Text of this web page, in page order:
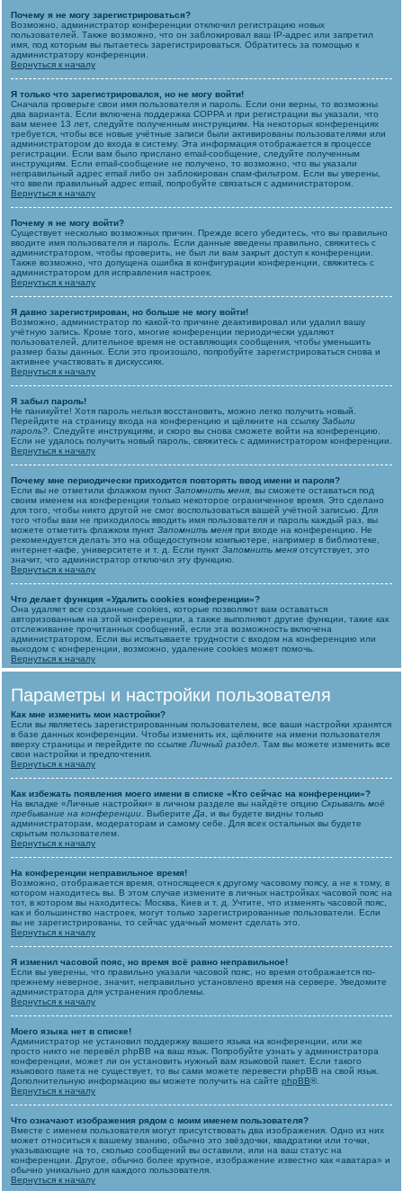
Почему я не могу зарегистрироваться?
Возможно, администратор конференции отключил регистрацию новых
пользователей. Также возможно, что он заблокировал ваш IP-адрес или запретил
имя, под которым вы пытаетесь зарегистрироваться. Обратитесь за помощью к
администратору конференции.
Вернуться к началу
Я только что зарегистрировался, но не могу войти!
Сначала проверьте свои имя пользователя и пароль. Если они верны, то возможны
два варианта. Если включена поддержка COPPA и при регистрации вы указали, что
вам менее 13 лет, следуйте полученным инструкциям. На некоторых конференциях
требуется, чтобы все новые учётные записи были активированы пользователями или
администратором до входа в систему. Эта информация отображается в процессе
регистрации. Если вам было прислано email-сообщение, следуйте полученным
инструкциям. Если email-сообщение не получено, то возможно, что вы указали
неправильный адрес email либо он заблокирован спам-фильтром. Если вы уверены,
что ввели правильный адрес email, попробуйте связаться с администратором.
Вернуться к началу
Почему я не могу войти?
Существует несколько возможных причин. Прежде всего убедитесь, что вы правильно
вводите имя пользователя и пароль. Если данные введены правильно, свяжитесь с
администратором, чтобы проверить, не был ли вам закрыт доступ к конференции.
Также возможно, что допущена ошибка в конфигурации конференции, свяжитесь с
администратором для исправления настроек.
Вернуться к началу
Я давно зарегистрирован, но больше не могу войти!
Возможно, администратор по какой-то причине деактивировал или удалил вашу
учётную запись. Кроме того, многие конференции периодически удаляют
пользователей, длительное время не оставляющих сообщения, чтобы уменьшить
размер базы данных. Если это произошло, попробуйте зарегистрироваться снова и
активнее участвовать в дискуссиях.
Вернуться к началу
Я забыл пароль!
Не паникуйте! Хотя пароль нельзя восстановить, можно легко получить новый.
Перейдите на страницу входа на конференцию и щёлкните на ссылку Забыли
пароль? . Следуйте инструкциям, и скоро вы снова сможете войти на конференцию.
Если не удалось получить новый пароль, свяжитесь с администратором конференции.
Вернуться к началу
Почему мне периодически приходится повторять ввод имени и пароля?
Если вы не отметили флажком пункт Запомнить меня , вы сможете оставаться под
своим именем на конференции только некоторое ограниченное время. Это сделано
для того, чтобы никто другой не смог воспользоваться вашей учётной записью. Для
того чтобы вам не приходилось вводить имя пользователя и пароль каждый раз, вы
можете отметить флажком пункт Запомнить меня при входе на конференцию. Не
рекомендуется делать это на общедоступном компьютере, например в библиотеке,
интернет-кафе, университете и т. д. Если пункт Запомнить меня отсутствует, это
значит, что администратор отключил эту функцию.
Вернуться к началу
Что делает функция «Удалить cookies конференции»?
Она удаляет все созданные cookies, которые позволяют вам оставаться
авторизованным на этой конференции, а также выполняют другие функции, такие как
отслеживание прочитанных сообщений, если эта возможность включена
администратором. Если вы испытываете трудности с входом на конференцию или
выходом с конференции, возможно, удаление cookies может помочь.
Вернуться к началу
Параметры и настройки пользователя
Как мне изменить мои настройки?
Если вы являетесь зарегистрированным пользователем, все ваши настройки хранятся
в базе данных конференции. Чтобы изменить их, щёлкните на имени пользователя
вверху страницы и перейдите по ссылке Личный раздел . Там вы можете изменить все
свои настройки и предпочтения.
Вернуться к началу
Как избежать появления моего имени в списке «Кто сейчас на конференции»?
На вкладке «Личные настройки» в личном разделе вы найдёте опцию Скрывать моё
пребывание на конференции . Выберите Да , и вы будете видны только
администраторам, модераторам и самому себе. Для всех остальных вы будете
скрытым пользователем.
Вернуться к началу
На конференции неправильное время!
Возможно, отображается время, относящееся к другому часовому поясу, а не к тому, в
котором находитесь вы. В этом случае измените в личных настройках часовой пояс на
тот, в котором вы находитесь: Москва, Киев и т. д. Учтите, что изменять часовой пояс,
как и большинство настроек, могут только зарегистрированные пользователи. Если
вы не зарегистрированы, то сейчас удачный момент сделать это.
Вернуться к началу
Я изменил часовой пояс, но время всё равно неправильное!
Если вы уверены, что правильно указали часовой пояс, но время отображается по-
прежнему неверное, значит, неправильно установлено время на сервере. Уведомите
администратора для устранения проблемы.
Вернуться к началу
Моего языка нет в списке!
Администратор не установил поддержку вашего языка на конференции, или же
просто никто не перевёл phpBB на ваш язык. Попробуйте узнать у администратора
конференции, может ли он установить нужный вам языковой пакет. Если такого
языкового пакета не существует, то вы сами можете перевести phpBB на свой язык.
Дополнительную информацию вы можете получить на сайте phpBB®.
Вернуться к началу
Что означают изображения рядом с моим именем пользователя?
Вместе с именем пользователя могут присутствовать два изображения. Одно из них
может относиться к вашему званию, обычно это звёздочки, квадратики или точки,
указывающие на то, сколько сообщений вы оставили, или на ваш статус на
конференции. Другое, обычно более крупное, изображение известно как «аватара» и
обычно уникально для каждого пользователя.
Вернуться к началу